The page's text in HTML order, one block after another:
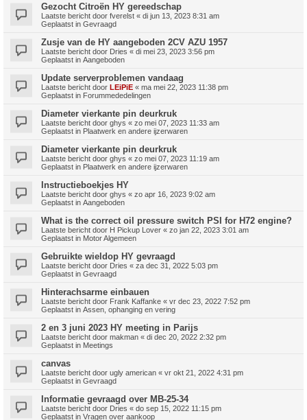
Gezocht Citroën HY gereedschap
Laatste bericht door fverelst « di jun 13, 2023 8:31 am
Geplaatst in Gevraagd
Zusje van de HY aangeboden 2CV AZU 1957
Laatste bericht door Dries « di mei 23, 2023 3:56 pm
Geplaatst in Aangeboden
Update serverproblemen vandaag
Laatste bericht door LEiPiE « ma mei 22, 2023 11:38 pm
Geplaatst in Forummededelingen
Diameter vierkante pin deurkruk
Laatste bericht door ghys « zo mei 07, 2023 11:33 am
Geplaatst in Plaatwerk en andere ijzerwaren
Diameter vierkante pin deurkruk
Laatste bericht door ghys « zo mei 07, 2023 11:19 am
Geplaatst in Plaatwerk en andere ijzerwaren
Instructieboekjes HY
Laatste bericht door ghys « zo apr 16, 2023 9:02 am
Geplaatst in Aangeboden
What is the correct oil pressure switch PSI for H72 engine?
Laatste bericht door H Pickup Lover « zo jan 22, 2023 3:01 am
Geplaatst in Motor Algemeen
Gebruikte wieldop HY gevraagd
Laatste bericht door Dries « za dec 31, 2022 5:03 pm
Geplaatst in Gevraagd
Hinterachsarme einbauen
Laatste bericht door Frank Kaffanke « vr dec 23, 2022 7:52 pm
Geplaatst in Assen, ophanging en vering
2 en 3 juni 2023 HY meeting in Parijs
Laatste bericht door makman « di dec 20, 2022 2:32 pm
Geplaatst in Meetings
canvas
Laatste bericht door ugly american « vr okt 21, 2022 4:31 pm
Geplaatst in Gevraagd
Informatie gevraagd over MB-25-34
Laatste bericht door Dries « do sep 15, 2022 11:15 pm
Geplaatst in Vragen over aankoop